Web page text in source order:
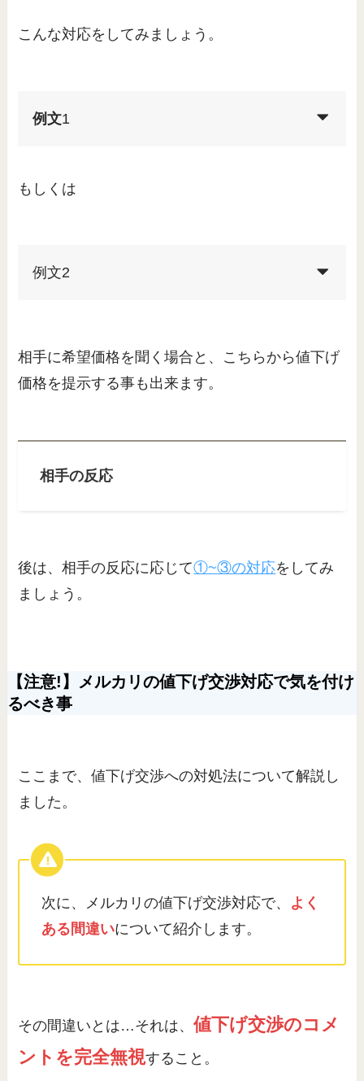
こんな対応をしてみましょう。
例文1
もしくは
例文2
相手に希望価格を聞く場合と、こちらから値下げ
価格を提示する事も出来ます。
相手の反応
後は、相手の反応に応じて①~③の対応をしてみ
ましょう。
【注意!】メルカリの値下げ交渉対応で気を付け
るべき事
ここまで、値下げ交渉への対処法について解説し
ました。
次に、メルカリの値下げ交渉対応で、 よく
ある間違いについて紹介します。
その間違いとは…それは、値下げ交渉のコメ
ントを完全無視すること。